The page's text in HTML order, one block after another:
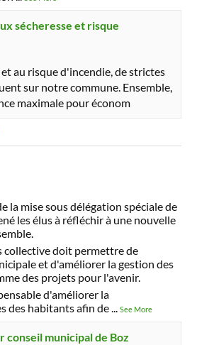
sécheresse et risque
et au risque d'incendie, de strictes
sur notre commune. Ensemble,
maximale pour économ
la mise sous délégation spéciale de
les élus à réfléchir à une nouvelle
collective doit permettre de
et d'améliorer la gestion des
des projets pour l'avenir.
d'améliorer la
des habitants afin de...See More
conseil municipal de Boz